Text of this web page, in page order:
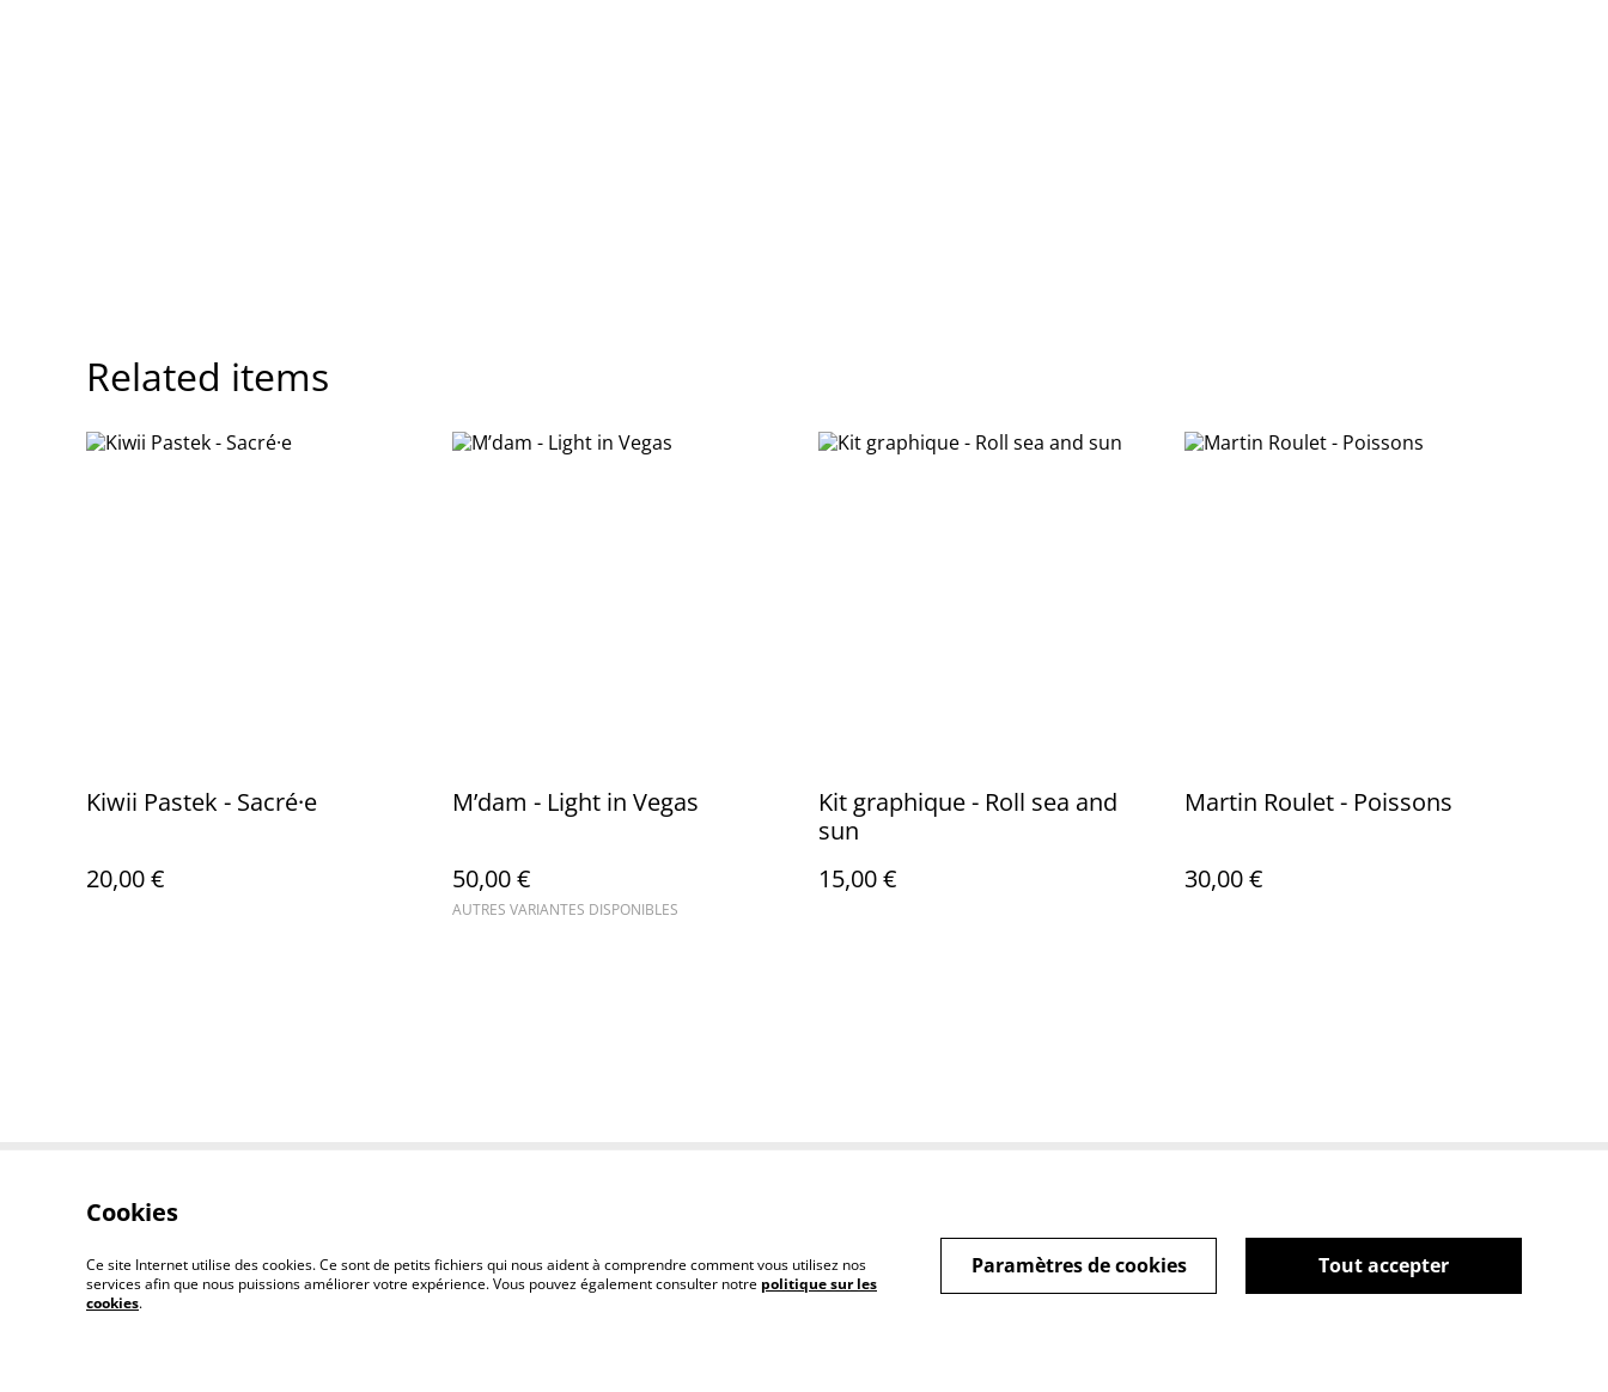
Related items
Kiwii Pastek - Sacré·e
20,00 €
M’dam - Light in Vegas
50,00 €
AUTRES VARIANTES DISPONIBLES
Kit graphique - Roll sea and
sun
15,00 €
Martin Roulet - Poissons
30,00 €
confidentialité
Cookies
Ce site Internet utilise des cookies. Ce sont de petits fichiers qui nous aident à comprendre comment vous utilisez nos
services afin que nous puissions améliorer votre expérience. Vous pouvez également consulter notre politique sur les
cookies.
Tout accepter
Paramètres de cookies